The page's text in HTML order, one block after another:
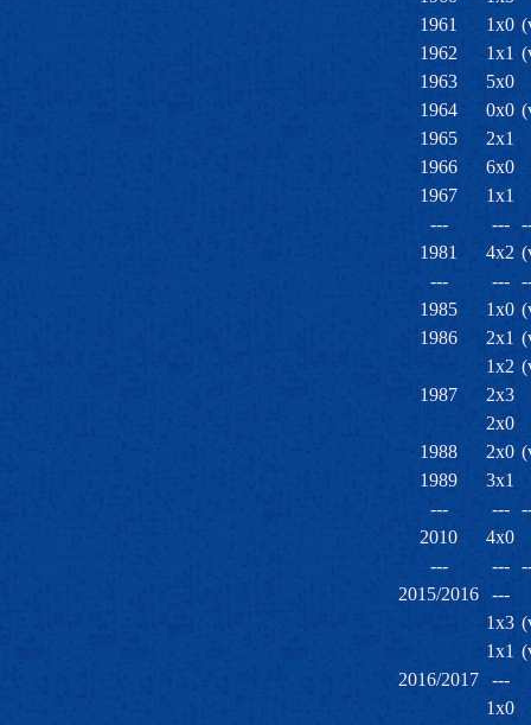
1961
1x0
1962
1x1
1963
5x0
1964
0x0
1965
2x1
1966
6x0
1967
1x1
---
---
1981
4x2
---
---
1985
1x0
1986
2x1
1x2
1987
2x3
2x0
1988
2x0
1989
3x1
---
---
2010
4x0
---
---
2015/2016
---
1x3
1x1
2016/2017
---
1x0